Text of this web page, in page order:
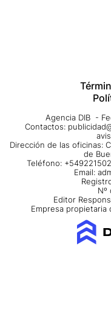
Agencia DIB -
Contactos:
Dirección de las oficinas:
de
Teléfono:
Email:
Nº
Editor
Empresa propietaria